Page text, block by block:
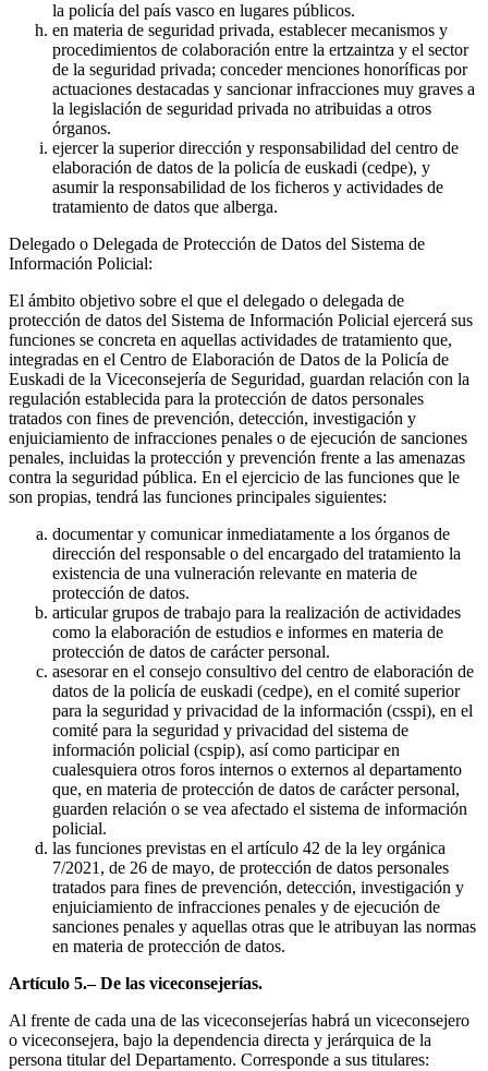
la policía del país vasco en lugares públicos.
en materia de seguridad privada, establecer mecanismos y
procedimientos de colaboración entre la ertzaintza y el sector
de la seguridad privada; conceder menciones honoríficas por
actuaciones destacadas y sancionar infracciones muy graves a
la legislación de seguridad privada no atribuidas a otros
órganos.
ejercer la superior dirección y responsabilidad del centro de
elaboración de datos de la policía de euskadi (cedpe), y
asumir la responsabilidad de los ficheros y actividades de
tratamiento de datos que alberga.
Delegado o Delegada de Protección de Datos del Sistema de
Información Policial:
El ámbito objetivo sobre el que el delegado o delegada de
protección de datos del Sistema de Información Policial ejercerá sus
funciones se concreta en aquellas actividades de tratamiento que,
integradas en el Centro de Elaboración de Datos de la Policía de
Euskadi de la Viceconsejería de Seguridad, guardan relación con la
regulación establecida para la protección de datos personales
tratados con fines de prevención, detección, investigación y
enjuiciamiento de infracciones penales o de ejecución de sanciones
penales, incluidas la protección y prevención frente a las amenazas
contra la seguridad pública. En el ejercicio de las funciones que le
son propias, tendrá las funciones principales siguientes:
documentar y comunicar inmediatamente a los órganos de
dirección del responsable o del encargado del tratamiento la
existencia de una vulneración relevante en materia de
protección de datos.
articular grupos de trabajo para la realización de actividades
como la elaboración de estudios e informes en materia de
protección de datos de carácter personal.
asesorar en el consejo consultivo del centro de elaboración de
datos de la policía de euskadi (cedpe), en el comité superior
para la seguridad y privacidad de la información (csspi), en el
comité para la seguridad y privacidad del sistema de
información policial (cspip), así como participar en
cualesquiera otros foros internos o externos al departamento
que, en materia de protección de datos de carácter personal,
guarden relación o se vea afectado el sistema de información
policial.
las funciones previstas en el artículo 42 de la ley orgánica
7/2021, de 26 de mayo, de protección de datos personales
tratados para fines de prevención, detección, investigación y
enjuiciamiento de infracciones penales y de ejecución de
sanciones penales y aquellas otras que le atribuyan las normas
en materia de protección de datos.
Artículo 5.– De las viceconsejerías.
Al frente de cada una de las viceconsejerías habrá un viceconsejero
o viceconsejera, bajo la dependencia directa y jerárquica de la
persona titular del Departamento. Corresponde a sus titulares: